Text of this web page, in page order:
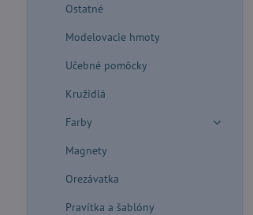
Ostatné
Modelovacie hmoty
Učebné pomôcky
Kružidlá
Farby
Magnety
Orezávatka
Pravítka a šablóny